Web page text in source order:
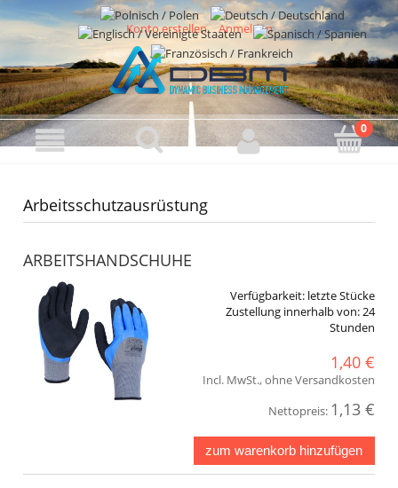
Konto erstellen Anmelden
Arbeitsschutzausrüstung
ARBEITSHANDSCHUHE
Verfügbarkeit: letzte Stücke
Zustellung innerhalb von:24
Stunden
1,40 €
Incl. MwSt., ohne Versandkosten
Nettopreis: 1,13 €
zum warenkorb hinzufügen